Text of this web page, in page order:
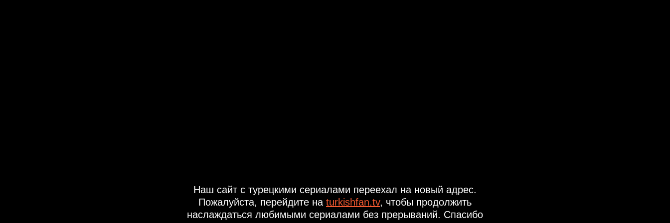
Наш сайт с турецкими сериалами переехал на новый адрес.
Пожалуйста, перейдите на turkishfan.tv, чтобы продолжить
наслаждаться любимыми сериалами без прерываний. Спасибо